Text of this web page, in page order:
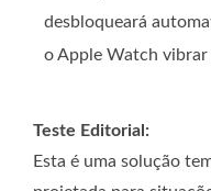
desbloqueará
o Apple Watch vibrar
Teste Editorial:
Esta é uma solução